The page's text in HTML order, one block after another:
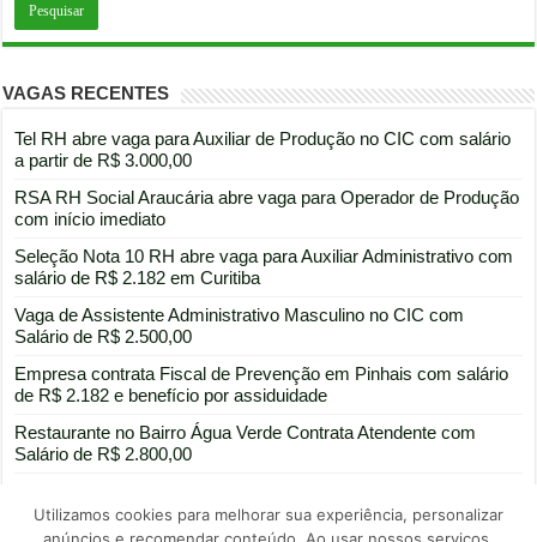
VAGAS RECENTES
Tel RH abre vaga para Auxiliar de Produção no CIC com salário
a partir de R$ 3.000,00
RSA RH Social Araucária abre vaga para Operador de Produção
com início imediato
Seleção Nota 10 RH abre vaga para Auxiliar Administrativo com
salário de R$ 2.182 em Curitiba
Vaga de Assistente Administrativo Masculino no CIC com
Salário de R$ 2.500,00
Empresa contrata Fiscal de Prevenção em Pinhais com salário
de R$ 2.182 e benefício por assiduidade
Restaurante no Bairro Água Verde Contrata Atendente com
Salário de R$ 2.800,00
Utilizamos cookies para melhorar sua experiência, personalizar